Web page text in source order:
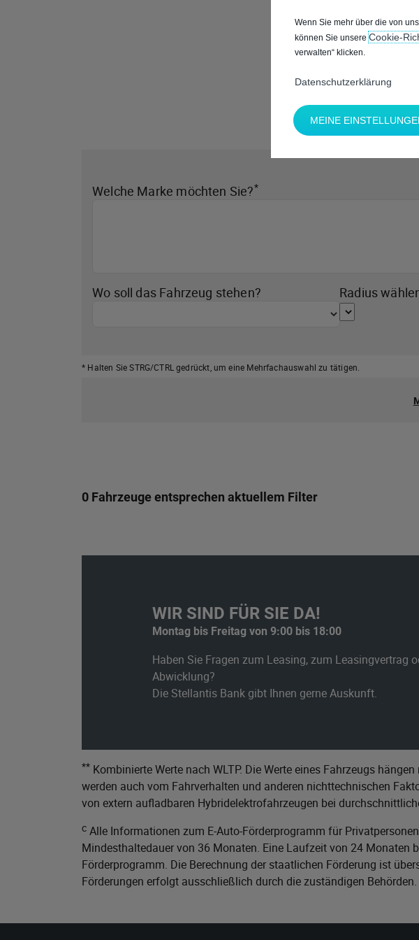
Welche Marke möchten Sie?*
Wo soll das Fahrzeug stehen? Radius
* Halten Sie STRG/CTRL gedrückt, um eine Mehrfachauswahl zu tätigen.
0 Fahrzeuge entsprechen aktuellem Filter
WIR SIND FÜR SIE DA!
Montag bis Freitag von 9:00 bis 18:00
Haben Sie Fragen zum Leasing, zum Leasingvertrag
Abwicklung?
Die Stellantis Bank gibt Ihnen gerne Auskunft.
** Kombinierte Werte nach WLTP. Die Werte eines Fahrzeugs
werden auch vom Fahrverhalten und anderen nichttechnischen
von extern aufladbaren Hybridelektrofahrzeugen bei
c Alle Informationen zum E-Auto-Förderprogramm für
Mindesthaltedauer von 36 Monaten. Eine Laufzeit von 24 Monaten
Förderprogramm. Die Berechnung der staatlichen Förderung ist
Förderungen erfolgt ausschließlich durch die zuständigen Behörden.
Wenn Sie mehr über die von
können Sie unsere
verwalten“ klicken.
Datenschutzerklärung
MEINE